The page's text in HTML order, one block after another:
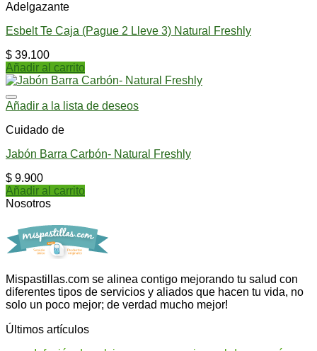
Adelgazante
Esbelt Te Caja (Pague 2 Lleve 3) Natural Freshly
$ 39.100
Añadir al carrito
Añadir a la lista de deseos
Cuidado de
Jabón Barra Carbón- Natural Freshly
$ 9.900
Añadir al carrito
Nosotros
Mispastillas.com se alinea contigo mejorando tu salud con
diferentes tipos de servicios y aliados que hacen tu vida, no
solo un poco mejor; de verdad mucho mejor!
Últimos artículos